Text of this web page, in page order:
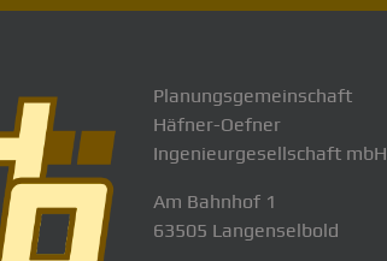
Planungsgemeinschaft
Häfner-Oefner
Ingenieurgesellschaft mbH
Am Bahnhof 1
63505 Langenselbold